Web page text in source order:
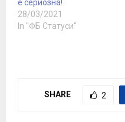
е сериозна!
28/03/2021
In "ФБ Статуси"
SHARE 2